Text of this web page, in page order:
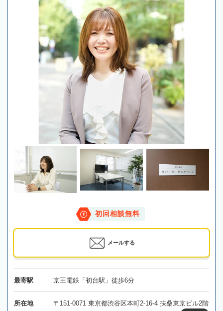
初回相談無料
メールする
最寄駅 京王電鉄「初台駅」徒歩6分
所在地 〒151-0071 東京都渋谷区本町2-16-4 扶桑東京ビル2階